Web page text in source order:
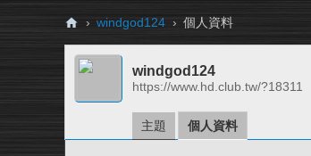
H
Cl
› windgod124 › 個人資料
windgod124
https://www.hd.club.tw/?18311
主題 個人資料